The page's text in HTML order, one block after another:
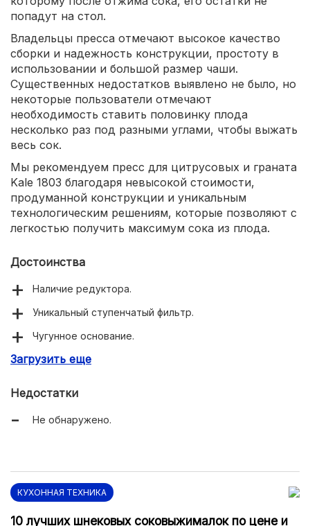
попадут на стол.
Владельцы пресса отмечают высокое качество
сборки и надежность конструкции, простоту в
использовании и большой размер чаши.
Существенных недостатков выявлено не было, но
некоторые пользователи отмечают
необходимость ставить половинку плода
несколько раз под разными углами, чтобы выжать
весь сок.
Мы рекомендуем пресс для цитрусовых и граната
Kale 1803 благодаря невысокой стоимости,
продуманной конструкции и уникальным
технологическим решениям, которые позволяют с
легкостью получить максимум сока из плода.
Достоинства
Наличие редуктора.
Уникальный ступенчатый фильтр.
Чугунное основание.
Диаметр чаши 12 см.
Загрузить еще
Недостатки
Не обнаружено.
КУХОННАЯ ТЕХНИКА
10 лучших шнековых соковыжималок по цене и